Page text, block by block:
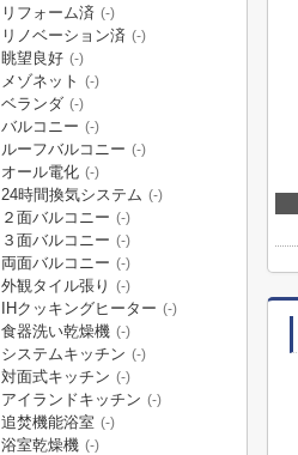
リフォーム済 (-)
リノベーション済 (-)
眺望良好 (-)
メゾネット (-)
ベランダ (-)
バルコニー (-)
ルーフバルコニー (-)
オール電化 (-)
24時間換気システム (-)
２面バルコニー (-)
３面バルコニー (-)
両面バルコニー (-)
外観タイル張り (-)
IHクッキングヒーター (-)
食器洗い乾燥機 (-)
システムキッチン (-)
対面式キッチン (-)
アイランドキッチン (-)
追焚機能浴室 (-)
浴室乾燥機 (-)